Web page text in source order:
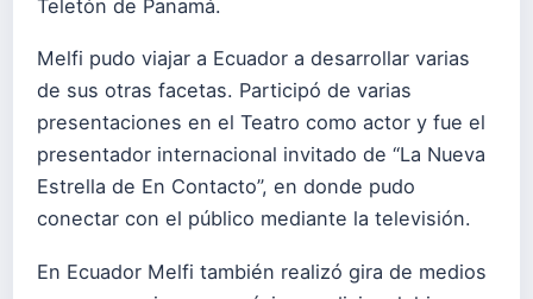
Teletón de Panamá.
Melfi pudo viajar a Ecuador a desarrollar varias
de sus otras facetas. Participó de varias
presentaciones en el Teatro como actor y fue el
presentador internacional invitado de “La Nueva
Estrella de En Contacto”, en donde pudo
conectar con el público mediante la televisión.
En Ecuador Melfi también realizó gira de medios